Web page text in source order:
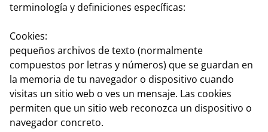
terminología y definiciones específicas:
Cookies:
pequeños archivos de texto (normalmente
compuestos por letras y números) que se guardan en
la memoria de tu navegador o dispositivo cuando
visitas un sitio web o ves un mensaje. Las cookies
permiten que un sitio web reconozca un dispositivo o
navegador concreto.